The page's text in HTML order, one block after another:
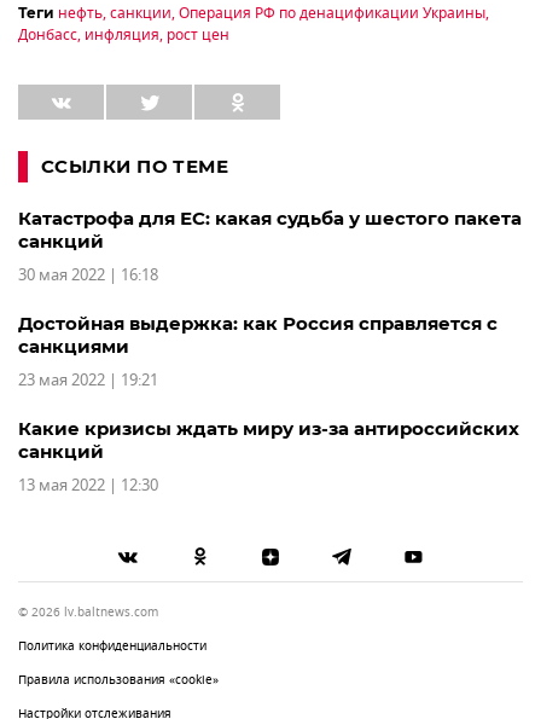
Теги нефть,санкции,Операция РФ по денацификации Украины,
Донбасс, инфляция, рост цен
ССЫЛКИ ПО ТЕМЕ
Катастрофа для ЕС: какая судьба у шестого пакета
санкций
30 мая 2022 | 16:18
Достойная выдержка: как Россия справляется с
санкциями
23 мая 2022 | 19:21
Какие кризисы ждать миру из-за антироссийских
санкций
13 мая 2022 | 12:30
© 2026 lv.baltnews.com
Политика конфиденциальности
Правила использования «cookie»
Настройки отслеживания